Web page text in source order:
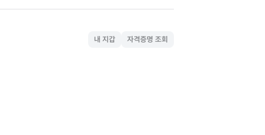
내 지갑 자격증명 조회